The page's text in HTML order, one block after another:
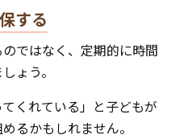
する
ではなく、定期的に時間
ょう。
くれている」と子どもが
るかもしれません。